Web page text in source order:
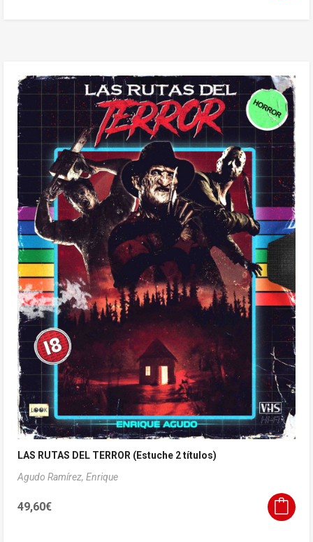
LAS RUTAS DEL TERROR (Estuche 2 títulos)
Agudo Ramírez, Enrique
49,60€